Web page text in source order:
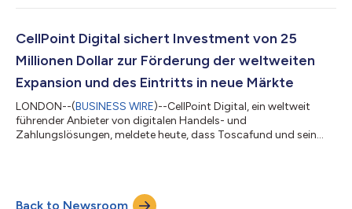
Plattform von CellPoint Digital für eine durchgängige
neue Erwerber und gespeicherte Karteneinrichtungen nahtlos
miteinander zu integrieren und auf diese Weise die...
CellPoint Digital sichert Investment von 25
Millionen Dollar zur Förderung der weltweiten
Expansion und des Eintritts in neue Märkte
LONDON--(BUSINESS WIRE)--CellPoint Digital, ein weltweit
führender Anbieter von digitalen Handels- und
Zahlungslösungen, meldete heute, dass Toscafund und sein
Jahren erzielt wurden. Toscafund und Penta Capital haben nach
ihrer Erstinvestition im Jahr 2019 noch weitere Investments in
Back to Newsroom